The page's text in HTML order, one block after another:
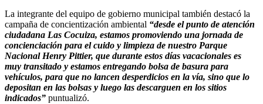
La integrante del equipo de gobierno municipal también destacó la
campaña de concientización ambiental “desde el punto de atención
ciudadana Las Cocuiza, estamos promoviendo una jornada de
concienciación para el cuido y limpieza de nuestro Parque
Nacional Henry Pittier, que durante estos días vacacionales es
muy transitado y estamos entregando bolsa de basura para
vehículos, para que no lancen desperdicios en la vía, sino que lo
depositan en las bolsas y luego las descarguen en los sitios
indicados” puntualizó.